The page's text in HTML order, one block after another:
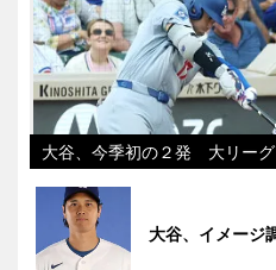
大谷、今季初の２発 大リーグ
大谷、イメージ